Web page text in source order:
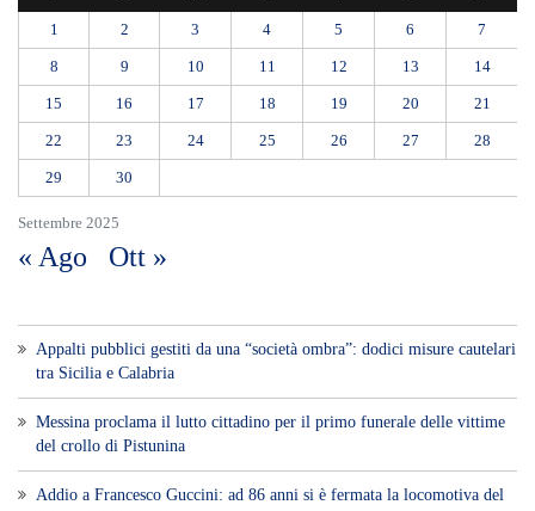
Settembre 2025
1 2 3 4 5 6 7
8 9 10 11 12 13 14
15 16 17 18 19 20 21
22 23 24 25 26 27 28
29 30
« Ago Ott »
Appalti pubblici gestiti da una “società ombra”: dodici misure cautelari
tra Sicilia e Calabria
Messina proclama il lutto cittadino per il primo funerale delle vittime
del crollo di Pistunina
Addio a Francesco Guccini: ad 86 anni si è fermata la locomotiva del